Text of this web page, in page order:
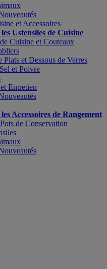
et Accessoires
Ustensiles de Cuisine
Cuisine et Couteaux
Plats et Dessous de Verres
et Poivre
Entretien
Accessoires de Rangement
de Conservation